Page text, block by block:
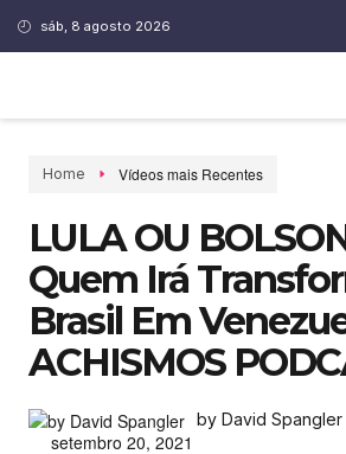
sáb, 8 agosto 2026
Home Vídeos mais Recentes
LULA OU
Quem Irá
Brasil Em
ACHISMOS
by David Spangler
setembro 20, 2021